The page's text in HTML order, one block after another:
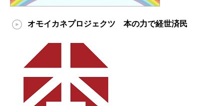
オモイカネプロジェクツ 本の力で経世済民